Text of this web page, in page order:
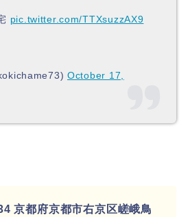
pic.twitter.com/TTXsuzzAX9
October 17,
京都府京都市右京区嵯峨鳥